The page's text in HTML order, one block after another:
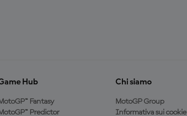
Hub
Fantasy
Predictor
Chi siamo
MotoGP Group
Informativa sui cookie